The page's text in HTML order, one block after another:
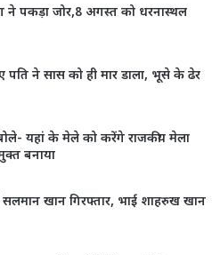
ने पकड़ा जोर,8 अगस्त को धरनास्थल
पति ने सास को ही मार डाला, भूसे के ढेर
यहां के मेले को करेंगे राजकीय मेला
बनाया
खान गिरफ्तार, भाई शाहरुख खान